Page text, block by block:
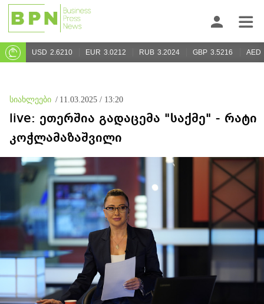
USD 2.6210 EUR 3.0212 RUB 3.2024 GBP 3.5216 AED
სიახლეები / 11.03.2025 / 13:20
live: ეთერშია გადაცემა "საქმე" - რატი
კოჭლამაზაშვილი